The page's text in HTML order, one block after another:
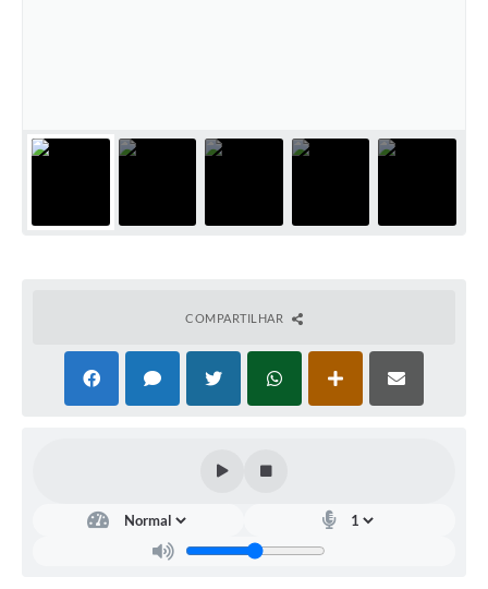
COMPARTILHAR